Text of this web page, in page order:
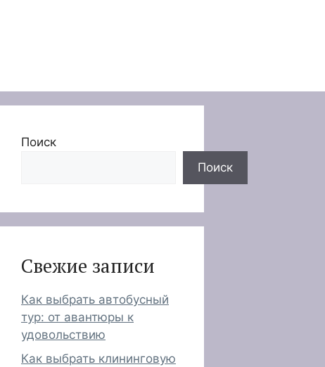
Поиск
Поиск
Свежие записи
Как выбрать автобусный
тур: от авантюры к
удовольствию
Как выбрать клининговую